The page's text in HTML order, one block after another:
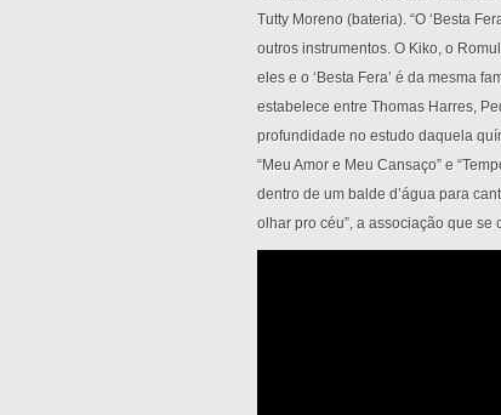
Tutty Moreno (bateria). “O ‘Besta
outros instrumentos. O Kiko, o
eles e o ‘Besta Fera’ é da mesma
estabelece entre Thomas Harres,
profundidade no estudo daquela
“Meu Amor e Meu Cansaço” e
dentro de um balde d’água para
olhar pro céu”, a associação que se